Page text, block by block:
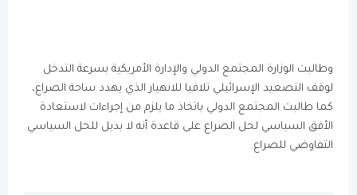
وطالبت الوزارة المجتمع الدولي والإدارة الأمريكية بسرعة التدخل
لوقف التصعيد الإسرائيلي تلافيا للانهيار الذي يهدد ساحة الصراع،
كما طالبت المجتمع الدولي باتخاذ ما يلزم من إجراءات لاستعادة
الأفق السياسي لحل الصراع على قاعدة أنه لا بديل للحل السياسي
التفاوضي للصراع.